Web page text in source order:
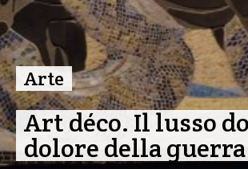
Arte
Art déco. Il lusso
dolore della guerra